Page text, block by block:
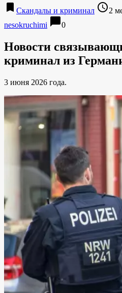
bookmark Скандалы и криминал access_time2
nesokruchimi chat_bubble0
Новости
криминал из
3 июня 2026 года.